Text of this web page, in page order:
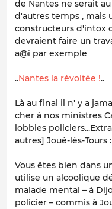
de Nantes ne serait
d'autres temps , mais
constructeurs d'intox
devraient faire un
a@i par exemple
..Nantes la révoltée !..
Là au final il n' y a
cher à nos ministres
lobbies
autres] Joué-lès-
Vous êtes bien dans
utilise un alcoolique
malade mental – à
policier – commis à